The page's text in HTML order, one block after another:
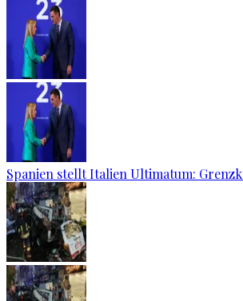
Spanien stellt Italien Ultimatum: